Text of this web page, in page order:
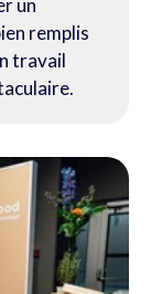
un
remplis
travail